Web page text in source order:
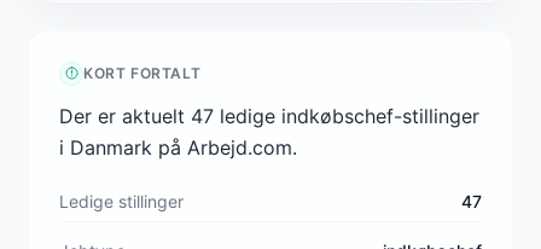
KORT FORTALT
Der er aktuelt 47 ledige indkøbschef-stillinger
i Danmark på Arbejd.com.
Ledige stillinger 47